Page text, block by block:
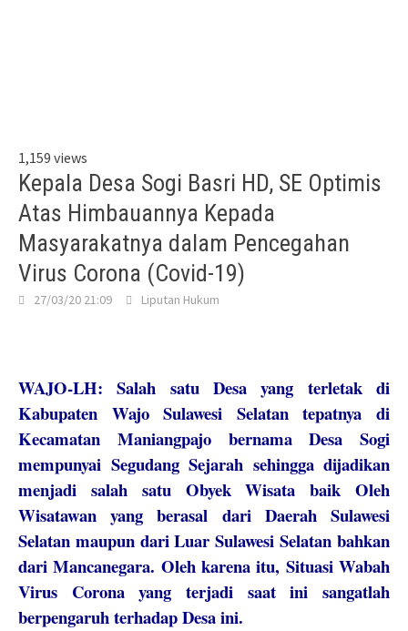
1,159 views
Kepala Desa Sogi Basri HD, SE Optimis
Atas Himbauannya Kepada
Masyarakatnya dalam Pencegahan
Virus Corona (Covid-19)
27/03/20 21:09 Liputan Hukum
WAJO-LH: Salah satu Desa yang terletak di
Kabupaten Wajo Sulawesi Selatan tepatnya di
Kecamatan Maniangpajo bernama Desa Sogi
mempunyai Segudang Sejarah sehingga dijadikan
menjadi salah satu Obyek Wisata baik Oleh
Wisatawan yang berasal dari Daerah Sulawesi
Selatan maupun dari Luar Sulawesi Selatan bahkan
dari Mancanegara. Oleh karena itu, Situasi Wabah
Virus Corona yang terjadi saat ini sangatlah
berpengaruh terhadap Desa ini.